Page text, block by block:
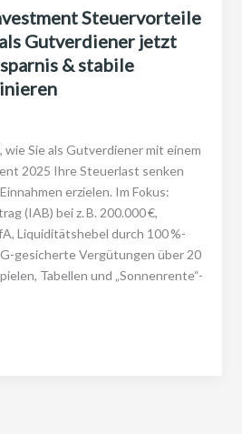
Steuervorteile
Gutverdiener jetzt
& stabile
Sie als Gutverdiener mit einem
2025 Ihre Steuerlast senken
erzielen. Im Fokus:
(IAB) bei z. B. 200.000 €,
Liquiditätshebel durch 100 %-
gesicherte Vergütungen über 20
Tabellen und „Sonnenrente“-